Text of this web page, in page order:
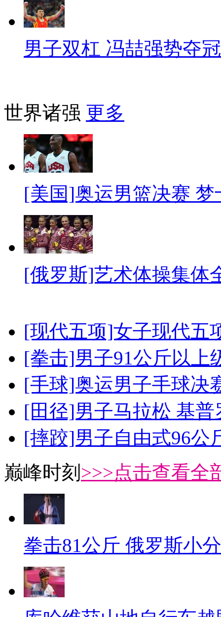
男子双杠 冯喆强势夺冠
世界诸强 更多
[美国]奥运男篮决赛
[俄罗斯]艺术体操集体
[现代五项]女子现代五
[拳击]男子91公斤以上
[手球]奥运男子手球决
[田径]男子马拉松 基
[摔跤]男子自由式96公
巅峰时刻 >>>点击查看全
拳击81公斤 俄罗斯小